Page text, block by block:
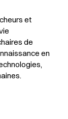
et
de
en